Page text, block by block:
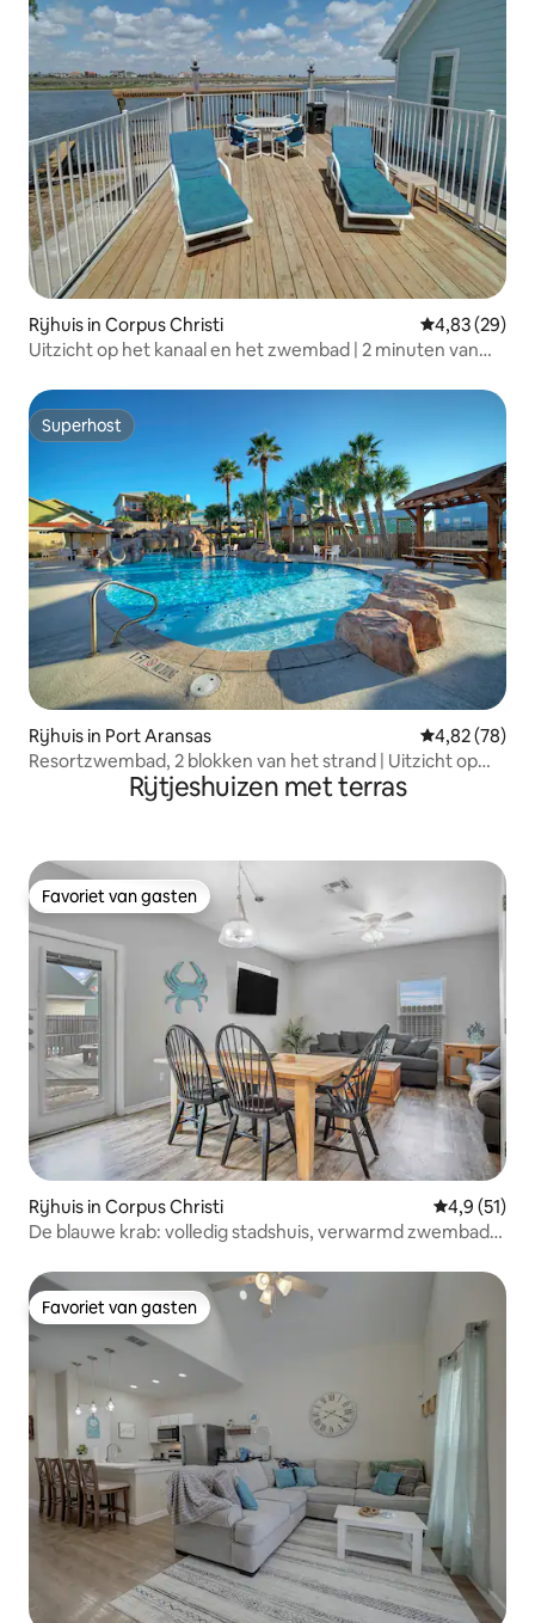
Rijhuis in Corpus Christi Gemiddelde
4,83 (29)
Uitzicht op het kanaal en het zwembad | 2 minuten van
Superhost
Superhost
Rijhuis in Port Aransas Gemiddelde
4,82 (78)
Resortzwembad, 2 blokken van het strand | Uitzicht op
Rijtjeshuizen met terras
Favoriet van gasten
Favoriet van gasten
Rijhuis in Corpus Christi
4,9 (51)
De blauwe krab: volledig stadshuis, verwarmd zwembad,
Favoriet van gasten
Favoriet van gasten